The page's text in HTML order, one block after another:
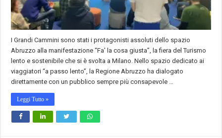
I Grandi Cammini sono stati i protagonisti assoluti dello spazio
Abruzzo alla manifestazione “Fa’ la cosa giusta”, la fiera del Turismo
lento e sostenibile che si è svolta a Milano. Nello spazio dedicato ai
viaggiatori “a passo lento”, la Regione Abruzzo ha dialogato
direttamente con un pubblico sempre più consapevole …
Leggi Tutto »